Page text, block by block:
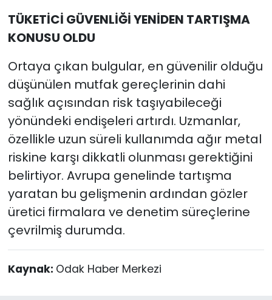
TÜKETİCİ GÜVENLİĞİ YENİDEN TARTIŞMA
KONUSU OLDU
Ortaya çıkan bulgular, en güvenilir olduğu
düşünülen mutfak gereçlerinin dahi
sağlık açısından risk taşıyabileceği
yönündeki endişeleri artırdı. Uzmanlar,
özellikle uzun süreli kullanımda ağır metal
riskine karşı dikkatli olunması gerektiğini
belirtiyor. Avrupa genelinde tartışma
yaratan bu gelişmenin ardından gözler
üretici firmalara ve denetim süreçlerine
çevrilmiş durumda.
Kaynak: Odak Haber Merkezi